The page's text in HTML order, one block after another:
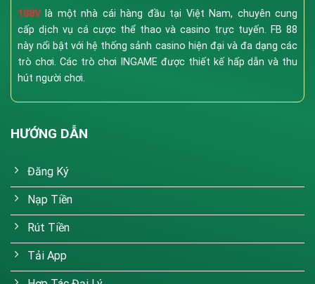
188V là một nhà cái hàng đầu tại Việt Nam, chuyên cung
cấp dịch vụ cá cược thể thao và casino trực tuyến. FB 88
này nổi bật với hệ thống sảnh casino hiện đại và đa dạng các
trò chơi. Các trò chơi INGAME được thiết kế hấp dẫn và thu
hút người chơi.
HƯỚNG DẪN
Đăng Ký
Nạp Tiền
Rút Tiền
Tải App